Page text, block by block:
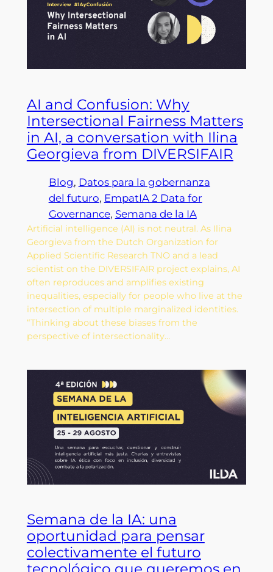
AI and Confusion: Why
Intersectional Fairness Matters
in AI, a conversation with Ilina
Georgieva from DIVERSIFAIR
Blog, Datos para la gobernanza
del futuro, EmpatIA 2 Data for
Governance, Semana de la IA
Artificial intelligence (AI) is not neutral. As Ilina
Georgieva from the Dutch Organization for
Applied Scientific Research TNO and a lead
scientist on the DIVERSIFAIR project explains, AI
often reproduces and amplifies existing
inequalities, especially for people who live at the
intersection of multiple marginalized identities.
“Thinking about these biases from the
perspective of intersectionality…
Semana de la IA: una
oportunidad para pensar
colectivamente el futuro